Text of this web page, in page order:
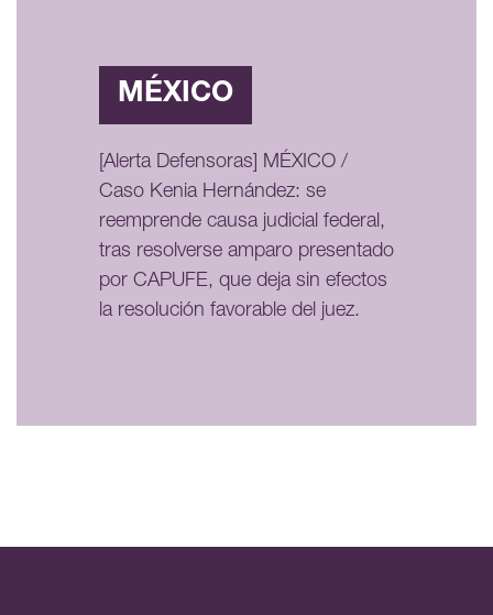
MÉXICO
[Alerta Defensoras] MÉXICO /
Caso Kenia Hernández: se
reemprende causa judicial federal,
tras resolverse amparo presentado
por CAPUFE, que deja sin efectos
la resolución favorable del juez.